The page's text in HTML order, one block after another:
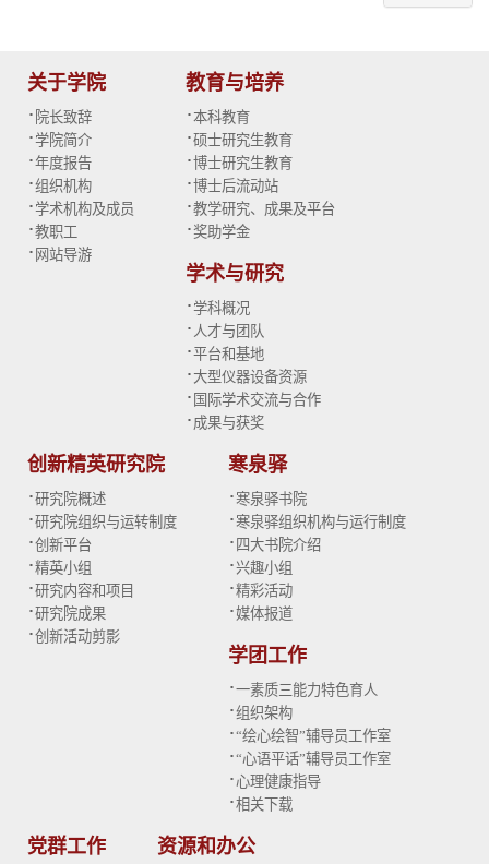
关于学院
· 院长致辞
·学院简介
·年度报告
·组织机构
·学术机构及成员
·教职工
· 网站导游
教育与培养
·本科教育
·硕士研究生教育
·博士研究生教育
·博士后流动站
·教学研究、成果及平台
·奖助学金
学术与研究
·学科概况
· 人才与团队
·平台和基地
·大型仪器设备资源
· 国际学术交流与合作
· 成果与获奖
创新精英研究院
·研究院概述
·研究院组织与运转制度
·创新平台
·精英小组
·研究内容和项目
·研究院成果
·创新活动剪影
寒泉驿
· 寒泉驿书院
· 寒泉驿组织机构与运行制度
· 四大书院介绍
·兴趣小组
·精彩活动
·媒体报道
学团工作
·一素质三能力特色育人
·组织架构
·“绘心绘智”辅导员工作室
·“心语平话”辅导员工作室
·心理健康指导
·相关下载
党群工作 资源和办公